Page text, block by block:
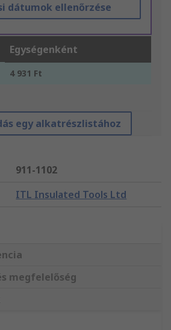
dátumok ellenőrzése
Egységenként
4 931 Ft
egy alkatrészlistához
911-1102
ITL Insulated Tools Ltd
megfelelőség